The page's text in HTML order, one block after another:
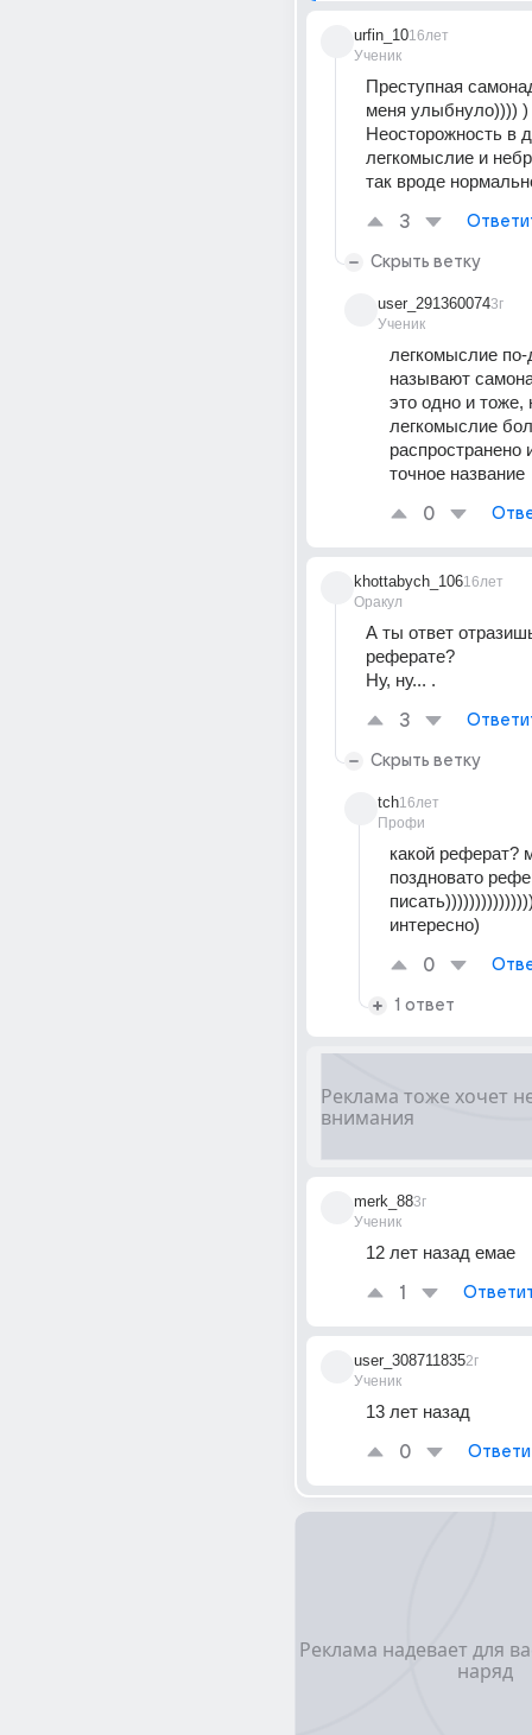
urfin_10
Ученик
16лет
Преступная
меня улыбнуло)))) )
Неосторожность в
легкомыслие и
так вроде
3
Скрыть ветку
user_291360074
Ученик
3г
легкомыслие по-
называют
это одно и тоже,
легкомыслие
распространено
точное название
0
khottabych_106
Оракул
16лет
А ты ответ
реферате?
Ну, ну... .
3
Скрыть ветку
tch
Профи
16лет
какой реферат?
поздновато
интересно)
0
1 ответ
merk_88
Ученик
3г
12 лет назад емае
1
user_308711835
Ученик
2г
13 лет назад
0